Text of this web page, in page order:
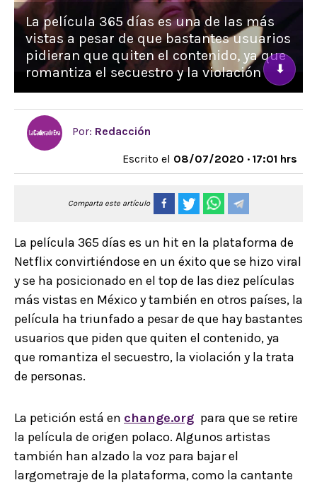
La película 365 días es una de las más
vistas a pesar de que bastantes usuarios
pidieran que quiten el contenido, ya que
romantiza el secuestro y la violación
⬇
Por: Redacción
Escrito el 08/07/2020 · 17:01 hrs
Comparta este artículo
La película 365 días es un hit en la plataforma de
Netflix convirtiéndose en un éxito que se hizo viral
y se ha posicionado en el top de las diez películas
más vistas en México y también en otros países, la
película ha triunfado a pesar de que hay bastantes
usuarios que piden que quiten el contenido, ya
que romantiza el secuestro, la violación y la trata
de personas.
La petición está en change.org para que se retire
la película de origen polaco. Algunos artistas
también han alzado la voz para bajar el
largometraje de la plataforma, como la cantante